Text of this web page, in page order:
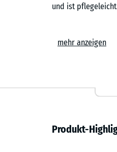
und ist
Stich- oder
Komfortabel und
mehr anzeigen
Produkt-